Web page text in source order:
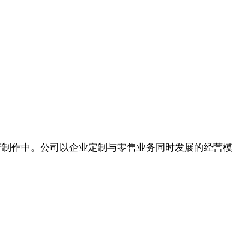
作中。公司以企业定制与零售业务同时发展的经营模